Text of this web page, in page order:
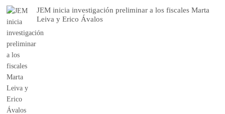
JEM inicia investigación preliminar a los fiscales Marta
Leiva y Erico Ávalos